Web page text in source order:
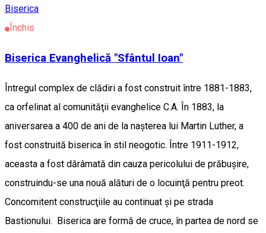
Biserica
Închis
Biserica Evanghelică "Sfântul Ioan"
Întregul complex de clădiri a fost construit între 1881-1883,
ca orfelinat al comunităţii evanghelice C.A. În 1883, la
aniversarea a 400 de ani de la naşterea lui Martin Luther, a
fost construită biserica în stil neogotic. Între 1911-1912,
aceasta a fost dărâmată din cauza pericolului de prăbuşire,
construindu-se una nouă alături de o locuinţă pentru preot.
Concomitent construcţiile au continuat şi pe strada
Bastionului. Biserica are formă de cruce, în partea de nord se